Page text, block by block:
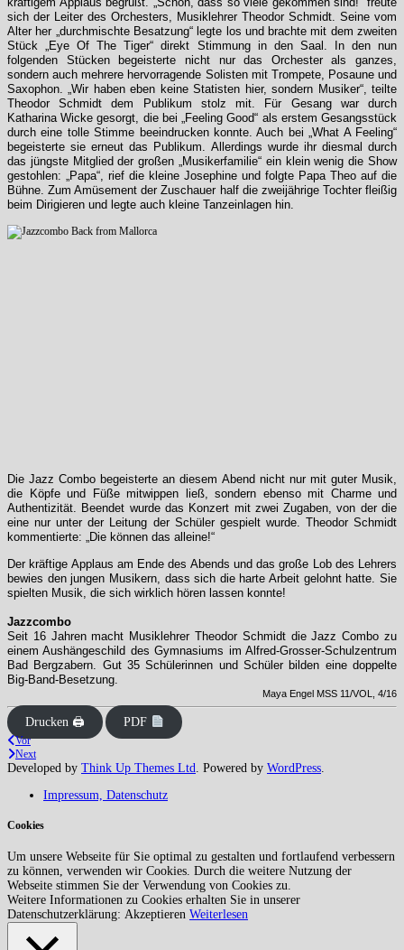
sich der Leiter des Orchesters, Musiklehrer Theodor Schmidt. Seine vom
Alter her „durchmischte Besatzung“ legte los und brachte mit dem zweiten
Stück „Eye Of The Tiger“ direkt Stimmung in den Saal. In den nun
folgenden Stücken begeisterte nicht nur das Orchester als ganzes,
sondern auch mehrere hervorragende Solisten mit Trompete, Posaune und
Saxophon. „Wir haben eben keine Statisten hier, sondern Musiker“, teilte
Theodor Schmidt dem Publikum stolz mit. Für Gesang war durch
Katharina Wicke gesorgt, die bei „Feeling Good“ als erstem Gesangsstück
durch eine tolle Stimme beeindrucken konnte. Auch bei „What A Feeling“
begeisterte sie erneut das Publikum. Allerdings wurde ihr diesmal durch
das jüngste Mitglied der großen „Musikerfamilie“ ein klein wenig die Show
gestohlen: „Papa“, rief die kleine Josephine und folgte Papa Theo auf die
Bühne. Zum Amüsement der Zuschauer half die zweijährige Tochter fleißig
beim Dirigieren und legte auch kleine Tanzeinlagen hin.
Die Jazz Combo begeisterte an diesem Abend nicht nur mit guter Musik,
die Köpfe und Füße mitwippen ließ, sondern ebenso mit Charme und
Authentizität. Beendet wurde das Konzert mit zwei Zugaben, von der die
eine nur unter der Leitung der Schüler gespielt wurde. Theodor Schmidt
kommentierte: „Die können das alleine!“
Der kräftige Applaus am Ende des Abends und das große Lob des Lehrers
bewies den jungen Musikern, dass sich die harte Arbeit gelohnt hatte. Sie
spielten Musik, die sich wirklich hören lassen konnte!
Jazzcombo
Seit 16 Jahren macht Musiklehrer Theodor Schmidt die Jazz Combo zu
einem Aushängeschild des Gymnasiums im Alfred-Grosser-Schulzentrum
Bad Bergzabern. Gut 35 Schülerinnen und Schüler bilden eine doppelte
Big-Band-Besetzung.
Maya Engel MSS 11/VOL, 4/16
Drucken 🖨 PDF
Vor
Next
Developed by Think Up Themes Ltd. Powered by WordPress.
Impressum, Datenschutz
Cookies
Um unsere Webseite für Sie optimal zu gestalten und fortlaufend verbessern
zu können, verwenden wir Cookies. Durch die weitere Nutzung der
Webseite stimmen Sie der Verwendung von Cookies zu.
Weitere Informationen zu Cookies erhalten Sie in unserer
Datenschutzerklärung: Akzeptieren Weiterlesen